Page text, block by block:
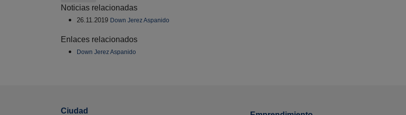
Noticias relacionadas
26.11.2019 Down Jerez Aspanido
Enlaces relacionados
Down Jerez Aspanido
Ciudad